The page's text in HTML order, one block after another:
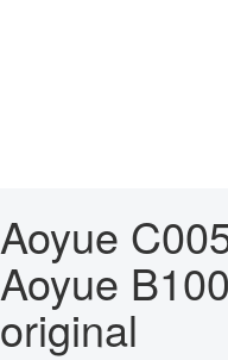
Aoyue
Aoyue
original